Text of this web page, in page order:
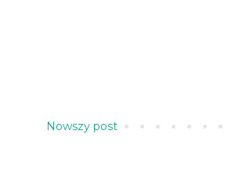
Nowszy post